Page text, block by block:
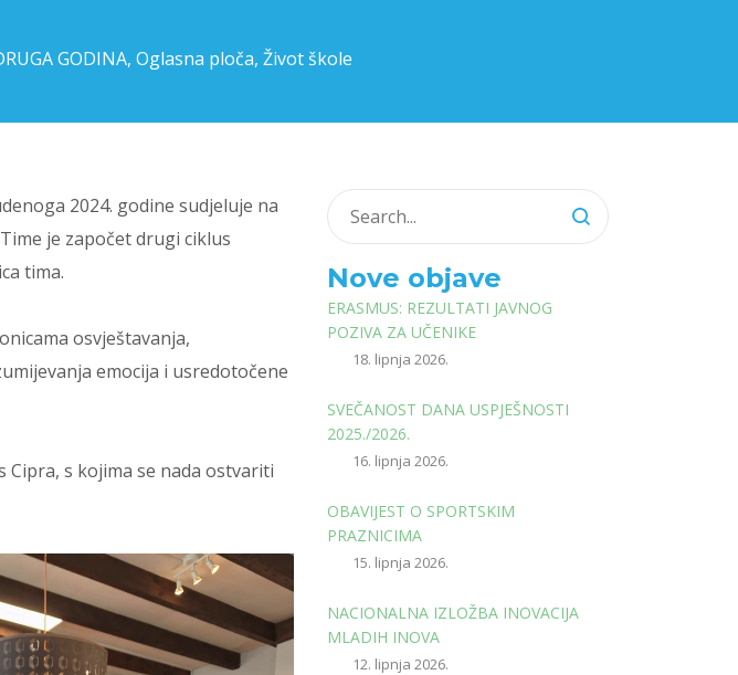
GODINA, Oglasna ploča, Život škole
2024. godine sudjeluje na
je započet drugi ciklus
tima.
osvještavanja,
emocija i usredotočene
Cipra, s kojima se nada ostvariti
Nove objave
ERASMUS: REZULTATI JAVNOG
POZIVA ZA UČENIKE
18. lipnja 2026.
SVEČANOST DANA USPJEŠNOSTI
2025./2026.
16. lipnja 2026.
OBAVIJEST O SPORTSKIM
PRAZNICIMA
15. lipnja 2026.
NACIONALNA IZLOŽBA INOVACIJA
MLADIH INOVA
12. lipnja 2026.